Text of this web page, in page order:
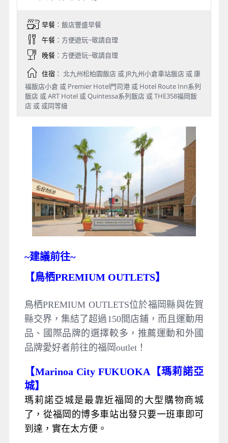
早餐：飯店豐盛早餐
午餐：方便遊玩~敬請自理
晚餐：方便遊玩~敬請自理
住宿： 北九州松柏園飯店 或 JR九州小倉車站飯店 或 康
福飯店小倉 或 Premier Hotel門司港 或 Hotel Route Inn系列
飯店 或 ART Hotel 或 Quintessa系列飯店 或 THE358福岡飯
店 或 或同等級
~建議前往~
【鳥栖PREMIUM OUTLETS】
鳥栖PREMIUM OUTLETS位於福岡縣與佐賀
縣交界，集結了超過150間店鋪，而且運動用
品、國際品牌的選擇較多，推薦運動和外國
品牌愛好者前往的福岡outlet！
【Marinoa City FUKUOKA【瑪莉諾亞
城】
瑪莉諾亞城是最靠近福岡的大型購物商城
了，從福岡的博多車站出發只要一班車即可
到達，實在太方便。